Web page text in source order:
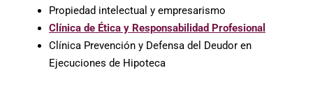
Propiedad intelectual y empresarismo
Clínica de Ética y Responsabilidad Profesional
Clínica Prevención y Defensa del Deudor en
Ejecuciones de Hipoteca